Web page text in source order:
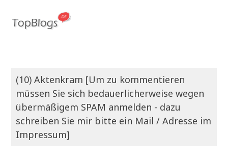
(10) Aktenkram [Um zu kommentieren
müssen Sie sich bedauerlicherweise wegen
übermäßigem SPAM anmelden - dazu
schreiben Sie mir bitte ein Mail / Adresse im
Impressum]